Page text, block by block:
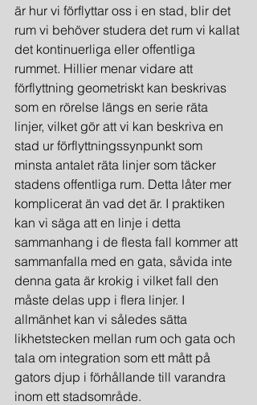
är hur vi förflyttar oss i en stad, blir det
rum vi behöver studera det rum vi kallat
det kontinuerliga eller offentliga
rummet. Hillier menar vidare att
förflyttning geometriskt kan beskrivas
som en rörelse längs en serie räta
linjer, vilket gör att vi kan beskriva en
stad ur förflyttningssynpunkt som
minsta antalet räta linjer som täcker
stadens offentliga rum. Detta låter mer
komplicerat än vad det är. I praktiken
kan vi säga att en linje i detta
sammanhang i de flesta fall kommer att
sammanfalla med en gata, såvida inte
denna gata är krokig i vilket fall den
måste delas upp i flera linjer. I
allmänhet kan vi således sätta
likhetstecken mellan rum och gata och
tala om integration som ett mått på
gators djup i förhållande till varandra
inom ett stadsområde.